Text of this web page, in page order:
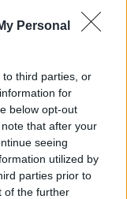
Personal
third parties, or
for
below opt-out
that after your
seeing
utilized by
parties prior to
of the further
19-14 (La migliore: se
12; 18x09; 10-13;